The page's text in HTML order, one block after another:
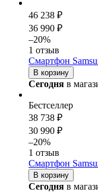
46 238 ₽
36 990 ₽
–20%
1 отзыв
Смартфон
В корзину
Сегодня в
Бестселлер
38 738 ₽
30 990 ₽
–20%
1 отзыв
Смартфон
В корзину
Сегодня в